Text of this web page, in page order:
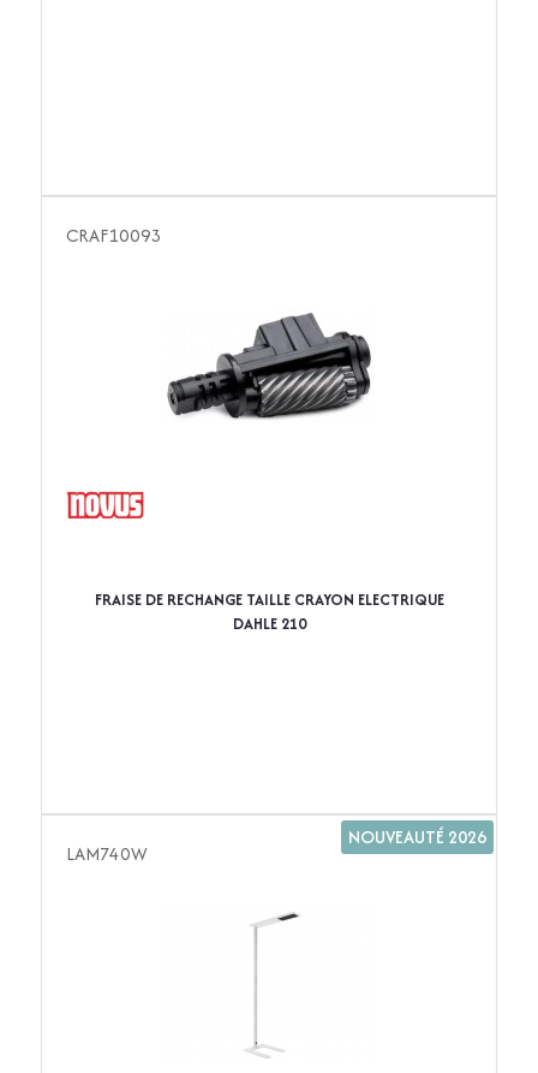
CRAF10093
FRAISE DE RECHANGE TAILLE CRAYON ELECTRIQUE
DAHLE 210
LAM740W
NOUVEAUTÉ 2026